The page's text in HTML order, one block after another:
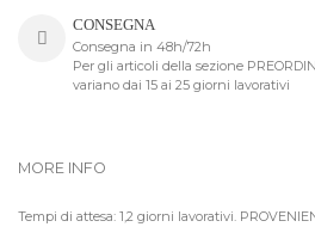
CONSEGNA
Consegna in 48h/72h
Per gli articoli della sezione
variano dai 15 ai 25 giorni lavorativi
MORE INFO
Tempi di attesa: 1,2 giorni lavorativi.